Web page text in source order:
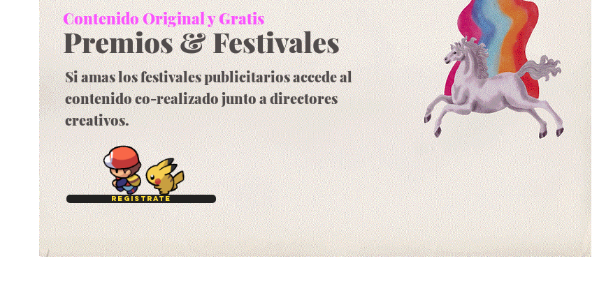
Contenido Original y Gratis
Premios & Festivales
Si amas los festivales publicitarios accede al
contenido co-realizado junto a directores
creativos.
Registrate